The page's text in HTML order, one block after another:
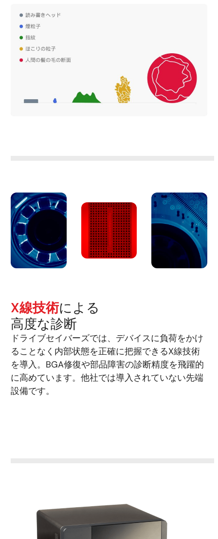
X線技術による
高度な診断
ドライブセイバーズでは、デバイスに負荷をかけ
ることなく内部状態を正確に把握できるX線技術
を導入。BGA修復や部品障害の診断精度を飛躍的
に高めています。他社では導入されていない先端
設備です。